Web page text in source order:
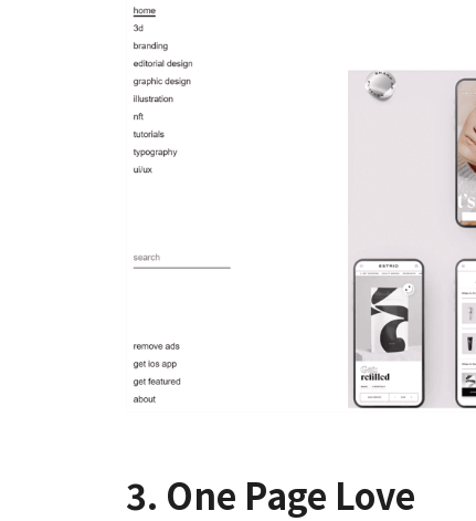
3. One Page Love